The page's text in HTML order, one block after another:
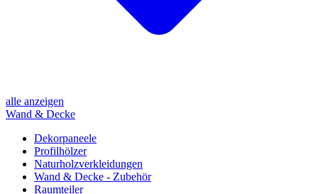
alle anzeigen
Wand & Decke
Dekorpaneele
Profilhölzer
Naturholzverkleidungen
Wand & Decke - Zubehör
Raumteiler